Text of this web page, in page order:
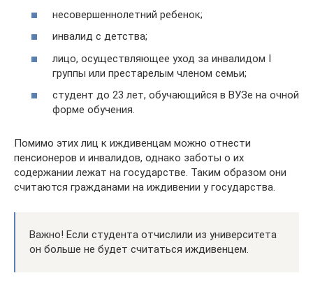
несовершеннолетний ребенок;
инвалид с детства;
лицо, осуществляющее уход за инвалидом I
группы или престарелым членом семьи;
студент до 23 лет, обучающийся в ВУЗе на очной
форме обучения.
Помимо этих лиц к иждивенцам можно отнести
пенсионеров и инвалидов, однако заботы о их
содержании лежат на государстве. Таким образом они
считаются гражданами на иждивении у государства.
Важно! Если студента отчислили из университета
он больше не будет считаться иждивенцем.